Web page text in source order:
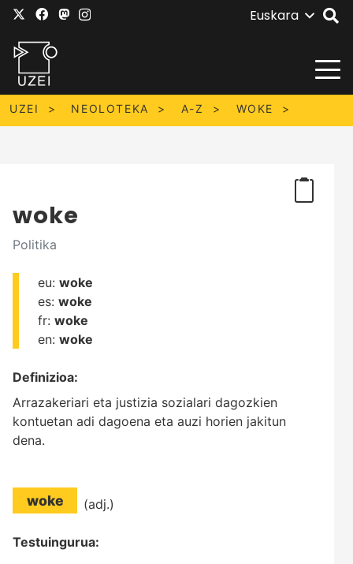
Euskara
UZEI NEOLOTEKA A-Z WOKE
woke
Politika
eu: woke
es: woke
fr: woke
en: woke
Definizioa:
Arrazakeriari eta justizia sozialari dagozkien
kontuetan adi dagoena eta auzi horien jakitun
dena.
woke (adj.)
Testuingurua: